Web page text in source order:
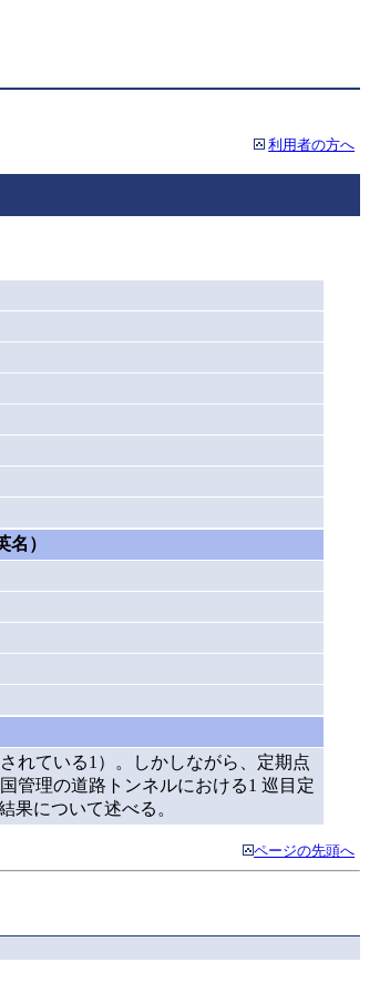
利用者の方へ
名）
れている1）。しかしながら、定期点
管理の道路トンネルにおける1 巡目定
果について述べる。
ページの先頭へ